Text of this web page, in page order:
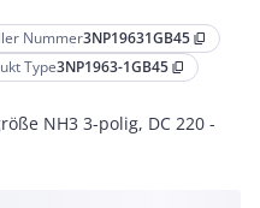
Nummer3NP19631GB45 content_copy
Type3NP1963-1GB45 content_copy
NH3 3-polig, DC 220 -